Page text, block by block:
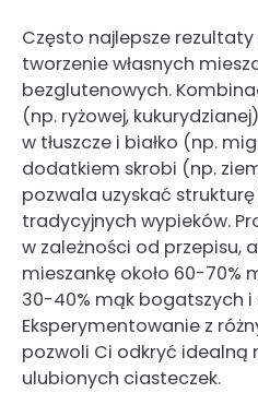
Często najlepsze
tworzenie własnych
bezglutenowych.
(np. ryżowej,
w tłuszcze i białko (np.
dodatkiem skrobi (np.
pozwala uzyskać
tradycyjnych wypieków.
w zależności od przepisu,
mieszankę około 60-70%
30-40% mąk bogatszych i
Eksperymentowanie z
pozwoli Ci odkryć idealną
ulubionych ciasteczek.